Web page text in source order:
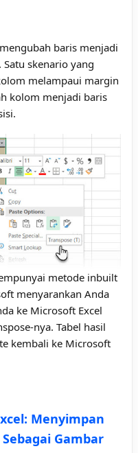
baris menjadi
skenario yang
melampaui margin
kolom menjadi baris
metode inbuilt
menyarankan Anda
ke Microsoft Excel
nya. Tabel hasil
kembali ke Microsoft
Menyimpan
Gambar